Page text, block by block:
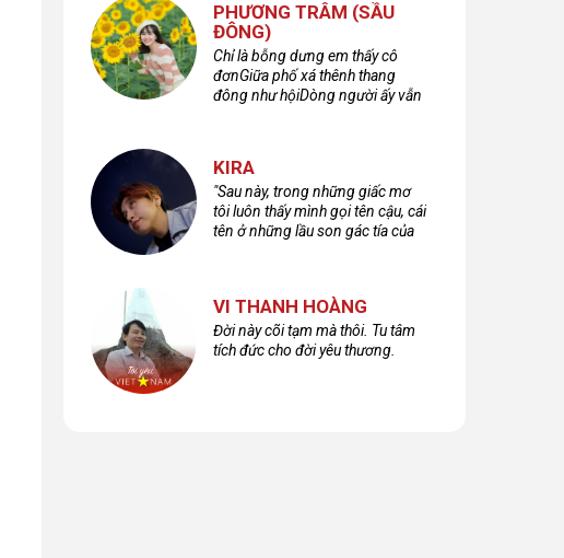
PHƯƠNG TRÂM (SẦU
ĐÔNG)
Chỉ là bỗng dưng em thấy cô
đơnGiữa phố xá thênh thang
đông như hộiDòng người ấy vẫn
KIRA
"Sau này, trong những giấc mơ
tôi luôn thấy mình gọi tên cậu, cái
tên ở những lầu son gác tía của
VI THANH HOÀNG
Đời này cõi tạm mà thôi. Tu tâm
tích đức cho đời yêu thương.